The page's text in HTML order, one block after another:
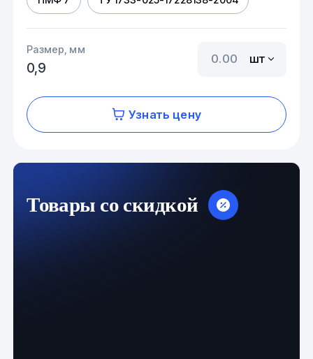
Размер, мм
0,9
шт
Узнать цену
Товары со скидкой